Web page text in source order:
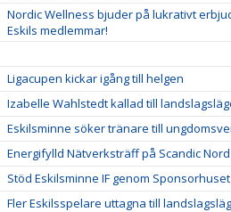
Nordic Wellness bjuder på lukrativt
Eskils medlemmar!
Ligacupen kickar igång till helgen
Izabelle Wahlstedt kallad till
Eskilsminne söker tränare till
Energifylld Nätverksträff på Scandic Nord
Stöd Eskilsminne IF genom Sponsorhuset
Fler Eskilsspelare uttagna till